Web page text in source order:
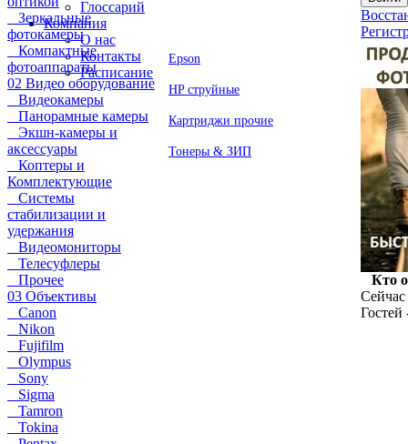
Глоссарий
Компания
О нас
Контакты
Расписание
Зеркальные
фотокамеры
Компактные
фотоаппараты
02 Видео оборудование
Видеокамеры
Панорамные камеры
Экшн-камеры и
аксессуары
Коптеры и
Комплектующие
Системы
стабилизации и
удержания
Видеомониторы
Телесуфлеры
Прочее
03 Объективы
Canon
Nikon
Fujifilm
Olympus
Sony
Sigma
Tamron
Tokina
Epson
HP струйные
Картриджи прочие
Тонеры & ЗИП
Кто
Сейчас
Гостей